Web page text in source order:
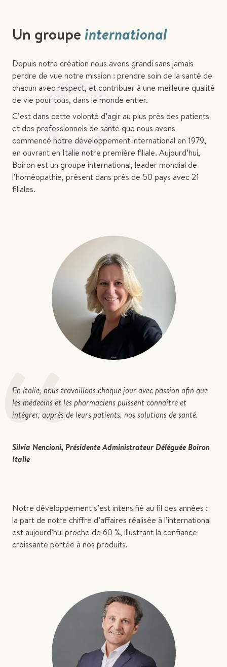
Un groupeinternational
Depuis notre création nous avons grandi sans jamais
perdre de vue notre mission : prendre soin de la santé de
chacun avec respect, et contribuer à une meilleure qualité
de vie pour tous, dans le monde entier.
C’est dans cette volonté d’agir au plus près des patients
et des professionnels de santé que nous avons
commencé notre développement international en 1979,
en ouvrant en Italie notre première filiale. Aujourd’hui,
Boiron est un groupe international, leader mondial de
l’homéopathie, présent dans près de 50 pays avec 21
filiales.
“
En Italie, nous travaillons chaque jour avec passion afin que
les médecins et les pharmaciens puissent connaître et
intégrer, auprès de leurs patients, nos solutions de santé.
Silvia Nencioni, Présidente Administrateur Déléguée Boiron
Italie
Notre développement s’est intensifié au fil des années :
la part de notre chiffre d’affaires réalisée à l’international
est aujourd’hui proche de 60 %, illustrant la confiance
croissante portée à nos produits.